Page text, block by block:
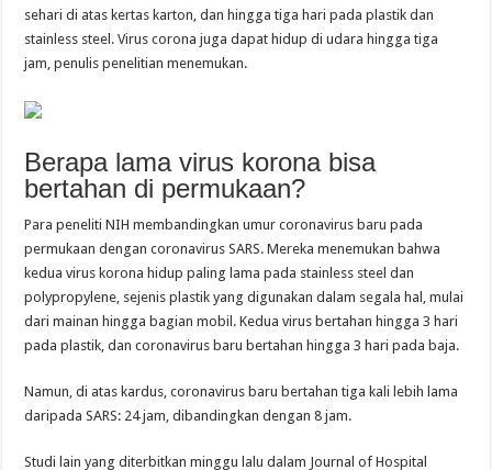
sehari di atas kertas karton, dan hingga tiga hari pada plastik dan
stainless steel. Virus corona juga dapat hidup di udara hingga tiga
jam, penulis penelitian menemukan.
Berapa lama virus korona bisa
bertahan di permukaan?
Para peneliti NIH membandingkan umur coronavirus baru pada
permukaan dengan coronavirus SARS. Mereka menemukan bahwa
kedua virus korona hidup paling lama pada stainless steel dan
polypropylene, sejenis plastik yang digunakan dalam segala hal, mulai
dari mainan hingga bagian mobil. Kedua virus bertahan hingga 3 hari
pada plastik, dan coronavirus baru bertahan hingga 3 hari pada baja.
Namun, di atas kardus, coronavirus baru bertahan tiga kali lebih lama
daripada SARS: 24 jam, dibandingkan dengan 8 jam.
Studi lain yang diterbitkan minggu lalu dalam Journal of Hospital